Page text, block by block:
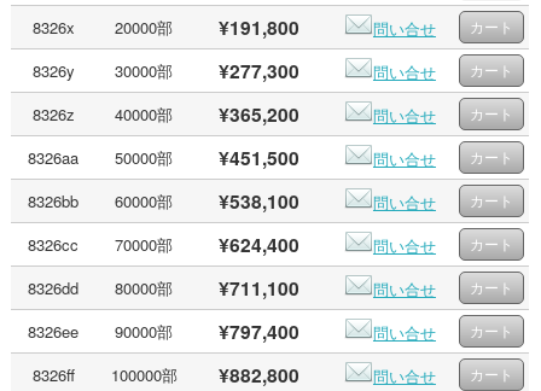
8326x
20000部 ¥191,800
問い合せ
8326y
30000部 ¥277,300
問い合せ
8326z
40000部 ¥365,200
問い合せ
8326aa
50000部 ¥451,500
問い合せ
8326bb
60000部 ¥538,100
問い合せ
8326cc
70000部 ¥624,400
問い合せ
8326dd
80000部 ¥711,100
問い合せ
8326ee
90000部 ¥797,400
問い合せ
8326ff
100000部 ¥882,800 問い合せ